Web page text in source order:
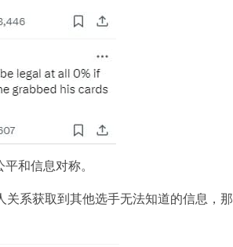
和信息对称。
系获取到其他选手无法知道的信息，那